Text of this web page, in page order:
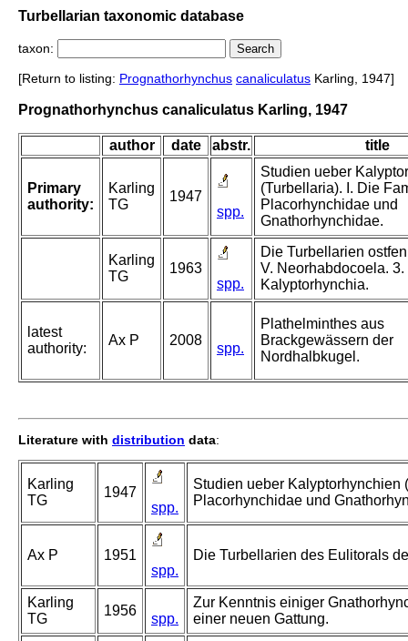
Turbellarian taxonomic database
taxon:
[Return to listing: Prognathorhynchus canaliculatus Karling, 1947]
Prognathorhynchus canaliculatus Karling, 1947
author date abstr. title
Primary
authority:
Karling
TG
1947
spp.
Studien ueber
(Turbellaria). I. Die
Placorhynchidae und
Gnathorhynchidae.
Karling
TG
1963
spp.
Die Turbellarien
V. Neorhabdocoela. 3.
Kalyptorhynchia.
latest
authority:
Ax P 2008
spp.
Plathelminthes aus
Brackgewässern der
Nordhalbkugel.
Literature with distribution data:
Karling
TG
1947
spp.
Studien ueber Kalyptorhynchien
Placorhynchidae und
Ax P
1951
spp.
Die Turbellarien des Eulitorals
Karling
TG
1956
spp.
Zur Kenntnis einiger
einer neuen Gattung.